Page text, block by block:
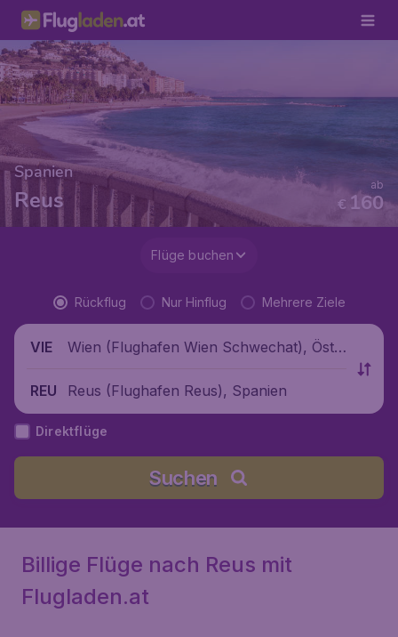
Spanien
Reus € 160
ab
Flüge buchen
Rückflug Nur Hinflug Mehrere Ziele
VIE
Wien (Flughafen Wien Schwechat), Öste
REU
Reus (Flughafen Reus), Spanien
Direktflüge
Suchen
Billige Flüge nach Reus mit
Flugladen.at